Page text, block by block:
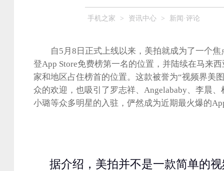
手机之家 > 资讯中心 > 新闻·评论
自5月8日正式上线以来，美拍就成为了一个焦
登App Store免费榜第一名的位置，并陆续在马来
家和地区占住榜首的位置。这款被誉为“视频界美
众的欢迎，也吸引了罗志祥、Angelababy、李晨
小璐等众多明星的入驻，俨然成为近期最火爆的
据介绍，美拍并不是一款简单的